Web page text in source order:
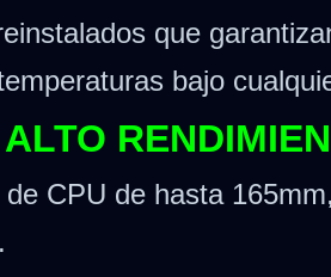
que
bajo
CPU de hasta